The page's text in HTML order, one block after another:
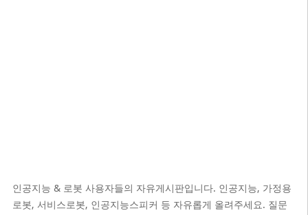
인공지능 & 로봇 사용자들의 자유게시판입니다. 인공지능, 가정용
로봇, 서비스로봇, 인공지능스피커 등 자유롭게 올려주세요. 질문